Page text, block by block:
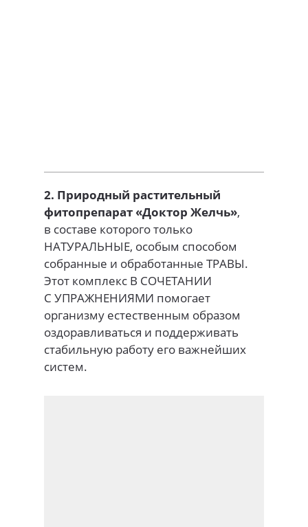
2. Природный растительный
фитопрепарат «Доктор Желчь»,
в составе которого только
НАТУРАЛЬНЫЕ, особым способом
собранные и обработанные ТРАВЫ.
Этот комплекс В СОЧЕТАНИИ
С УПРАЖНЕНИЯМИ помогает
организму естественным образом
оздоравливаться и поддерживать
стабильную работу его важнейших
систем.